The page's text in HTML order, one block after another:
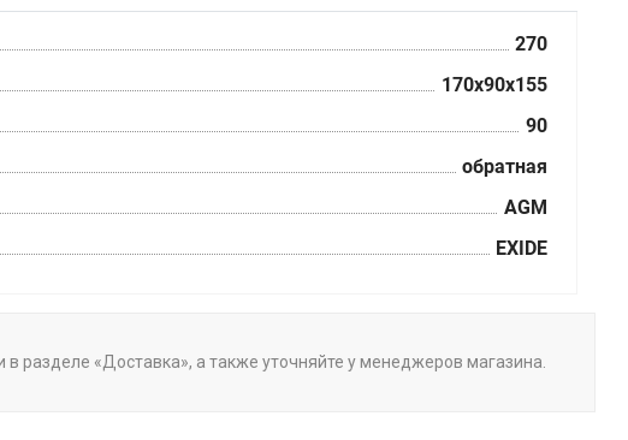
270
170x90x155
90
обратная
AGM
EXIDE
разделе «Доставка», а также уточняйте у менеджеров магазина.